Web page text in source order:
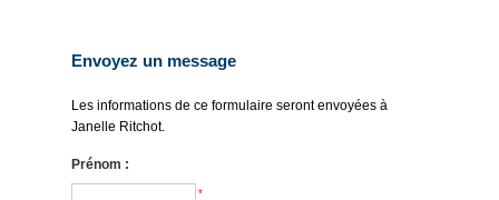
Envoyez un message
Les informations de ce formulaire seront envoyées à
Janelle Ritchot.
Prénom :
*